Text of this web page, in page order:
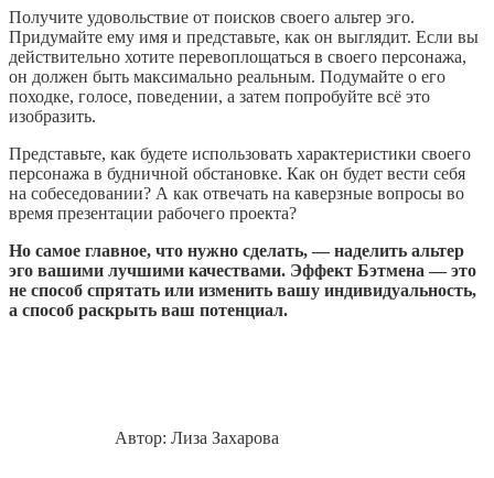
Получите удовольствие от поисков своего альтер эго.
Придумайте ему имя и представьте, как он выглядит. Если вы
действительно хотите перевоплощаться в своего персонажа,
он должен быть максимально реальным. Подумайте о его
походке, голосе, поведении, а затем попробуйте всё это
изобразить.
Представьте, как будете использовать характеристики своего
персонажа в будничной обстановке. Как он будет вести себя
на собеседовании? А как отвечать на каверзные вопросы во
время презентации рабочего проекта?
Но самое главное, что нужно сделать, — наделить альтер
эго вашими лучшими качествами. Эффект Бэтмена — это
не способ спрятать или изменить вашу индивидуальность,
а способ раскрыть ваш потенциал.
Автор: Лиза Захарова